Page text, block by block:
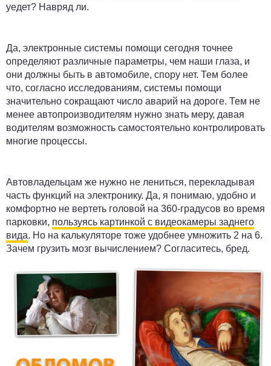
уедет? Навряд ли.
Да, электронные системы помощи сегодня точнее
определяют различные параметры, чем наши глаза, и
они должны быть в автомобиле, спору нет. Тем более
что, согласно исследованиям, системы помощи
значительно сокращают число аварий на дороге. Тем не
менее автопроизводителям нужно знать меру, давая
водителям возможность самостоятельно контролировать
многие процессы.
Автовладельцам же нужно не лениться, перекладывая
часть функций на электронику. Да, я понимаю, удобно и
комфортно не вертеть головой на 360-градусов во время
парковки, пользуясь картинкой с видеокамеры заднего
вида. Но на калькуляторе тоже удобнее умножить 2 на 6.
Зачем грузить мозг вычислением? Согласитесь, бред.